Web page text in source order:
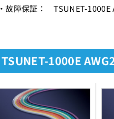
・故障保証： TSUNET-1000E
TSUNET-1000E